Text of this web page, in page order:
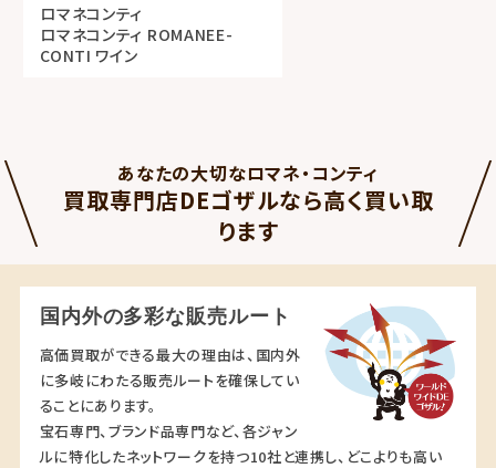
ロマネコンティ
ロマネコンティ ROMANEE-
CONTI ワイン
あなたの大切なロマネ・コンティ
買取専門店DEゴザルなら高く買い取
ります
国内外の多彩な販売ルート
高価買取ができる最大の理由は、国内外
に多岐にわたる販売ルートを確保してい
ることにあります。
宝石専門、ブランド品専門など、各ジャン
ルに特化したネットワークを持つ10社と連携し、どこよりも高い